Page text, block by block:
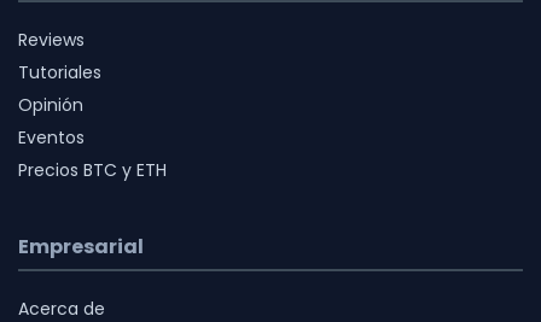
Reviews
Tutoriales
Opinión
Eventos
Precios BTC y ETH
Empresarial
Acerca de